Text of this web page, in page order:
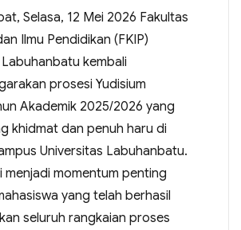
Selasa, 12 Mei 2026 Fakultas
Ilmu Pendidikan (FKIP)
kembali
prosesi Yudisium
Akademik 2025/2026 yang
khidmat dan penuh haru di
Universitas Labuhanbatu.
menjadi momentum penting
yang telah berhasil
seluruh rangkaian proses